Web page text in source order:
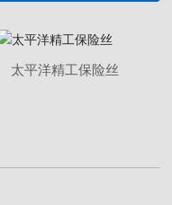
太平洋精工保险丝